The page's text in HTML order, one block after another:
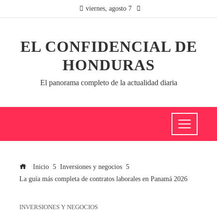
viernes, agosto 7
EL CONFIDENCIAL DE
HONDURAS
El panorama completo de la actualidad diaria
Inicio
Inversiones y negocios
La guía más completa de contratos laborales en Panamá 2026
INVERSIONES Y NEGOCIOS